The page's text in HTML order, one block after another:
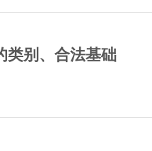
类别、合法基础